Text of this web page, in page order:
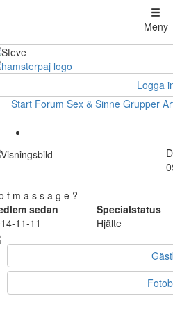
Meny
Logga
Start Forum Sex & Sinne Grupper
t m a s s a g e ?
sedan
Specialstatus
11-11
Hjälte